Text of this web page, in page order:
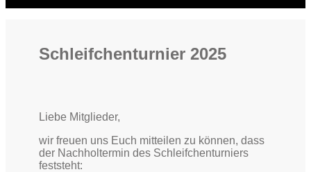
Schleifchenturnier 2025
Liebe Mitglieder,
wir freuen uns Euch mitteilen zu können, dass
der Nachholtermin des Schleifchenturniers
feststeht: